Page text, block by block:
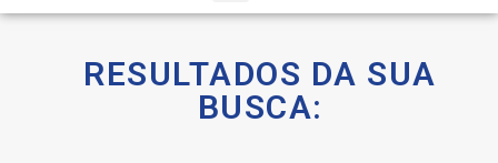
RESULTADOS DA SUA
BUSCA: